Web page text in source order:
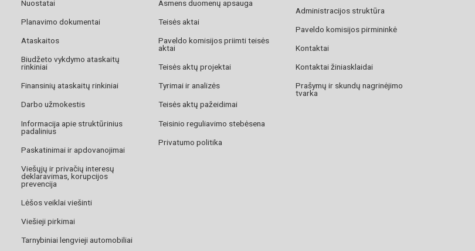
Nuostatai
Planavimo dokumentai
Ataskaitos
Biudžeto vykdymo ataskaitų
rinkiniai
Finansinių ataskaitų rinkiniai
Darbo užmokestis
Informacija apie struktūrinius
padalinius
Paskatinimai ir apdovanojimai
Viešųjų ir privačių interesų
deklaravimas, korupcijos
prevencija
Lėšos veiklai viešinti
Viešieji pirkimai
Tarnybiniai lengvieji automobiliai
Asmens duomenų apsauga
Teisės aktai
Paveldo komisijos priimti teisės
aktai
Teisės aktų projektai
Tyrimai ir analizės
Teisės aktų pažeidimai
Teisinio reguliavimo stebėsena
Privatumo politika
Administracijos struktūra
Paveldo komisijos pirmininkė
Kontaktai
Kontaktai žiniasklaidai
Prašymų ir skundų nagrinėjimo
tvarka